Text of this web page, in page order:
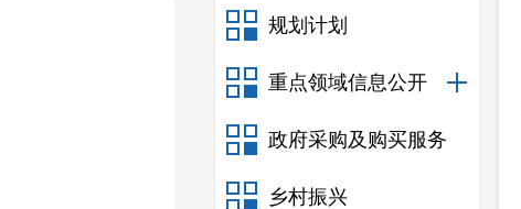
规划计划
重点领域信息公开
政府采购及购买服务
乡村振兴